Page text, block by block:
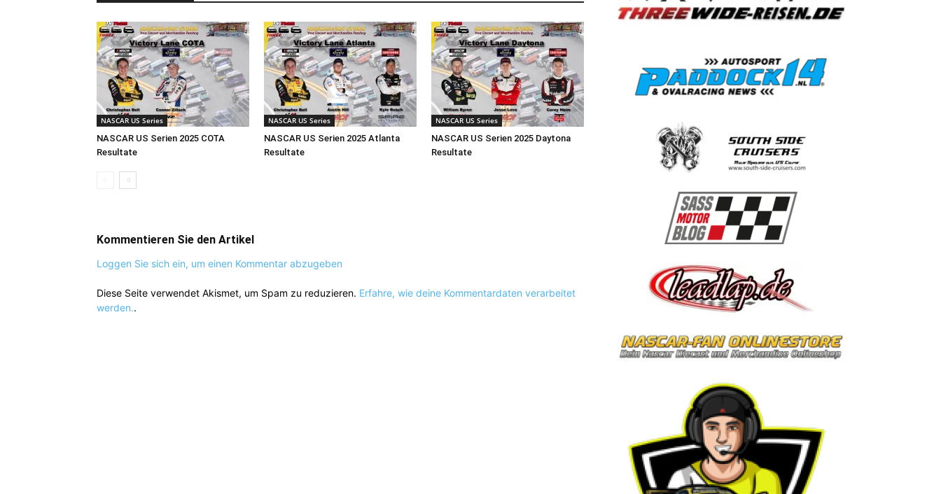
NASCAR US Series
NASCAR US Serien 2025 COTA
Resultate
NASCAR US Series
NASCAR US Serien 2025 Atlanta
Resultate
NASCAR US Series
NASCAR US Serien 2025 Daytona
Resultate
Kommentieren Sie den Artikel
Loggen Sie sich ein, um einen Kommentar abzugeben
Diese Seite verwendet Akismet, um Spam zu reduzieren. Erfahre, wie deine Kommentardaten verarbeitet
werden..